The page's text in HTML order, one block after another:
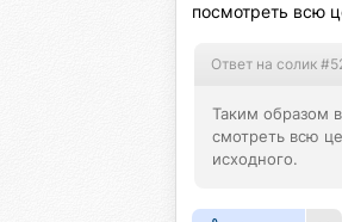
посмотреть всю
Ответ на солик
Таким образом
смотреть всю
исходного.